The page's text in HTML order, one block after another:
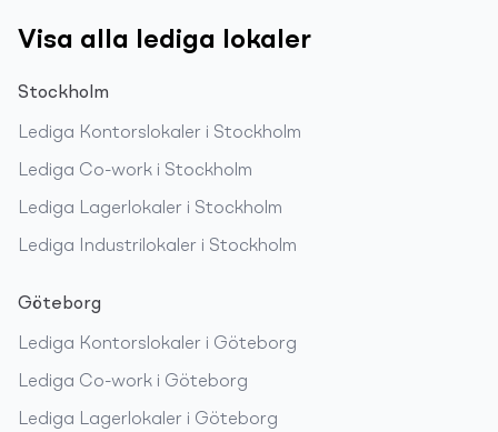
Visa alla lediga lokaler
Stockholm
Lediga Kontorslokaler i Stockholm
Lediga Co-work i Stockholm
Lediga Lagerlokaler i Stockholm
Lediga Industrilokaler i Stockholm
Göteborg
Lediga Kontorslokaler i Göteborg
Lediga Co-work i Göteborg
Lediga Lagerlokaler i Göteborg